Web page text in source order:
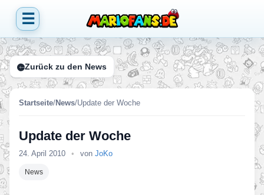
☰
Zurück zu den News
Startseite/News/Update der Woche
Update der Woche
24. April 2010 • von JoKo
News